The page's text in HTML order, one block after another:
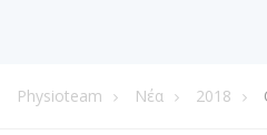
Physioteam Νέα 2018